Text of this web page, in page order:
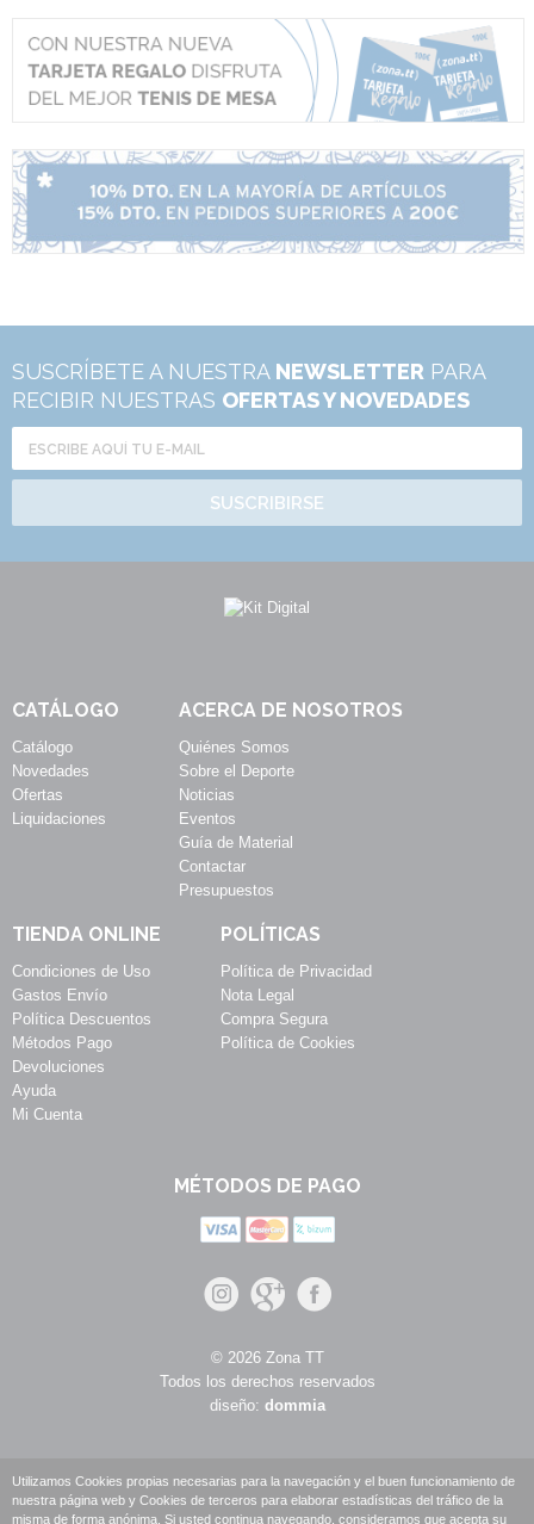
SUSCRÍBETE A NUESTRA NEWSLETTER PARA
RECIBIR NUESTRAS OFERTAS Y NOVEDADES
SUSCRIBIRSE
CATÁLOGO
Catálogo
Novedades
Ofertas
Liquidaciones
ACERCA DE NOSOTROS
Quiénes Somos
Sobre el Deporte
Noticias
Eventos
Guía de Material
Contactar
Presupuestos
TIENDA ONLINE
Condiciones de Uso
Gastos Envío
Política Descuentos
Métodos Pago
Devoluciones
Ayuda
Mi Cuenta
POLÍTICAS
Política de Privacidad
Nota Legal
Compra Segura
Política de Cookies
MÉTODOS DE PAGO
© 2026 Zona TT
Todos los derechos reservados
diseño: dommia
Utilizamos Cookies propias necesarias para la navegación y el buen funcionamiento de
nuestra página web y Cookies de terceros para elaborar estadísticas del tráfico de la
misma de forma anónima. Si usted continua navegando, consideramos que acepta su